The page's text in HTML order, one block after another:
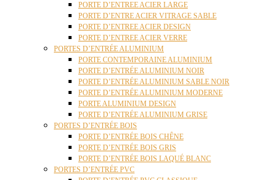
PORTE D’ENTREE ACIER LARGE
PORTE D’ENTRE ACIER VITRAGE SABLE
PORTE D’ENTREE ACIER DESIGN
PORTE D’ENTREE ACIER VERRE
PORTES D’ENTRÉE ALUMINIUM
PORTE CONTEMPORAINE ALUMINIUM
PORTE D’ENTRÉE ALUMINIUM NOIR
PORTE D’ENTRÉE ALUMINIUM SABLE NOIR
PORTE D’ENTRÉE ALUMINIUM MODERNE
PORTE ALUMINIUM DESIGN
PORTE D’ENTRÉE ALUMINIUM GRISE
PORTES D’ENTRÉE BOIS
PORTE D’ENTRÉE BOIS CHÊNE
PORTE D’ENTRÉE BOIS GRIS
PORTE D’ENTRÉE BOIS LAQUÉ BLANC
PORTES D’ENTRÉE PVC